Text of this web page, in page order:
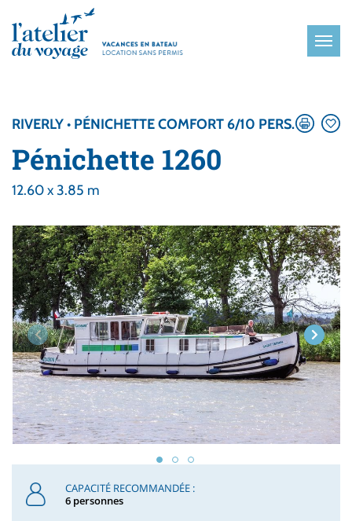
RIVERLY • PÉNICHETTE COMFORT 6/10 PERS.
Pénichette 1260
12.60 x 3.85 m
CAPACITÉ RECOMMANDÉE :
6 personnes
Panneau de gestion des cookies